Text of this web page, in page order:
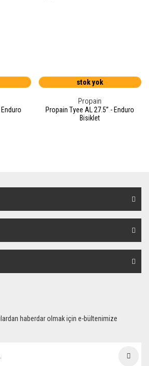
stok yok
Propain
Propain Tyee AL 27.5” - Enduro
Bisiklet
haberdar olmak için e-bültenimize